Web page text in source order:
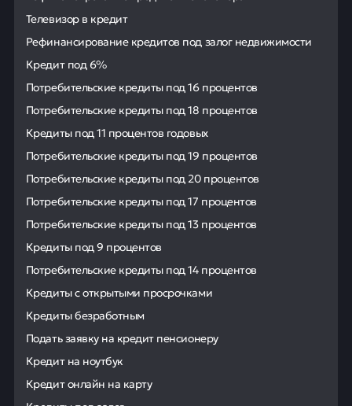
Телевизор в кредит
Рефинансирование кредитов под залог недвижимости
Кредит под 6%
Потребительские кредиты под 16 процентов
Потребительские кредиты под 18 процентов
Кредиты под 11 процентов годовых
Потребительские кредиты под 19 процентов
Потребительские кредиты под 20 процентов
Потребительские кредиты под 17 процентов
Потребительские кредиты под 13 процентов
Кредиты под 9 процентов
Потребительские кредиты под 14 процентов
Кредиты с открытыми просрочками
Кредиты безработным
Подать заявку на кредит пенсионеру
Кредит на ноутбук
Кредит онлайн на карту